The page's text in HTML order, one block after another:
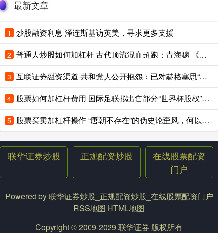
最新文章
1 炒股融资利息 泽连斯基访英美，寻求更多支援
2 普通人炒股如何加杠杆 古代顶流混血超跑：青海骢 《隋书》里记着一匹神马的＂配方＂： 吐谷浑
3 互联证劵融资渠道 共和党人公开抱怨：已对赫格塞思“完全失去信心”
4 股票如何加杠杆费用 国际足联拟出售部分“世界杯股权”，欧足联怒了：出卖“足球灵魂”，考虑抵制世界杯
5 股票买卖加杠杆操作 “唐朝不存在”的伪史论歪风，何以在中文互联网蔓延？
联华证券炒股 正规配资炒股
在线股票配资
门户
Powered by联华证券炒股_正规配资炒股_在线股票配资门户
RSS地图 HTML地图
Copyright© 2009-2029 联华证券 版权所有